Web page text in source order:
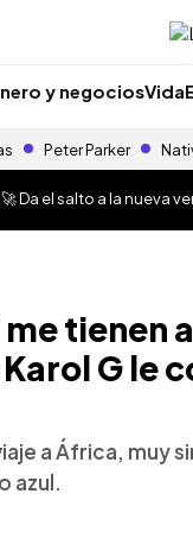
y negociosVida
Peter Parker
Da el salto a la nueva
me tienen
G le
a África, muy
azul.